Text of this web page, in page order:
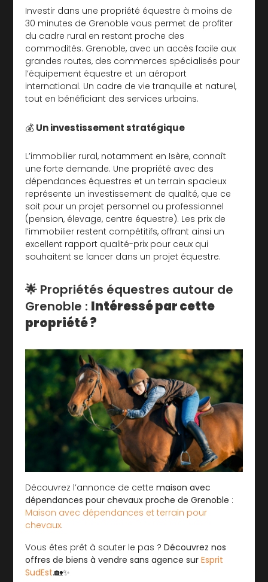
Investir dans une propriété équestre à moins de
30 minutes de Grenoble vous permet de profiter
du cadre rural en restant proche des
commodités. Grenoble, avec un accès facile aux
grandes routes, des commerces spécialisés pour
l’équipement équestre et un aéroport
international. Un cadre de vie tranquille et naturel,
tout en bénéficiant des services urbains.
💰 Un investissement stratégique
L’immobilier rural, notamment en Isère, connaît
une forte demande. Une propriété avec des
dépendances équestres et un terrain spacieux
représente un investissement de qualité, que ce
soit pour un projet personnel ou professionnel
(pension, élevage, centre équestre). Les prix de
l’immobilier restent compétitifs, offrant ainsi un
excellent rapport qualité-prix pour ceux qui
souhaitent se lancer dans un projet équestre.
🌟 Propriétés équestres autour de
Grenoble : Intéressé par cette
propriété ?
Découvrez l’annonce de cettemaison avec
dépendances pour chevaux proche de Grenoble :
Maison avec dépendances et terrain pour
chevaux.
Vous êtes prêt à sauter le pas ?Découvrez nos
offres de biens à vendre sans agence surEsprit
SudEst.🏡✨